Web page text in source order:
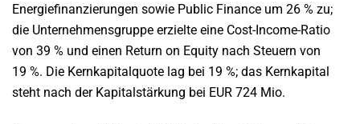
Energiefinanzierungen sowie Public Finance um 26 % zu;
die Unternehmensgruppe erzielte eine Cost-Income-Ratio
von 39 % und einen Return on Equity nach Steuern von
19 %. Die Kernkapitalquote lag bei 19 %; das Kernkapital
steht nach der Kapitalstärkung bei EUR 724 Mio.